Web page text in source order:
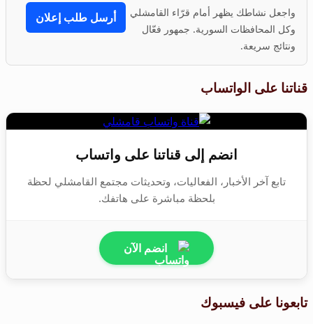
واجعل نشاطك يظهر أمام قرّاء القامشلي
وكل المحافظات السورية. جمهور فعّال
ونتائج سريعة.
أرسل طلب إعلان
قناتنا على الواتساب
انضم إلى قناتنا على واتساب
تابع آخر الأخبار، الفعاليات، وتحديثات مجتمع القامشلي لحظة
بلحظة مباشرة على هاتفك.
انضم الآن
تابعونا على فيسبوك